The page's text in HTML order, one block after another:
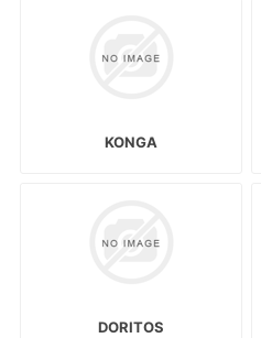
KONGA
DORITOS